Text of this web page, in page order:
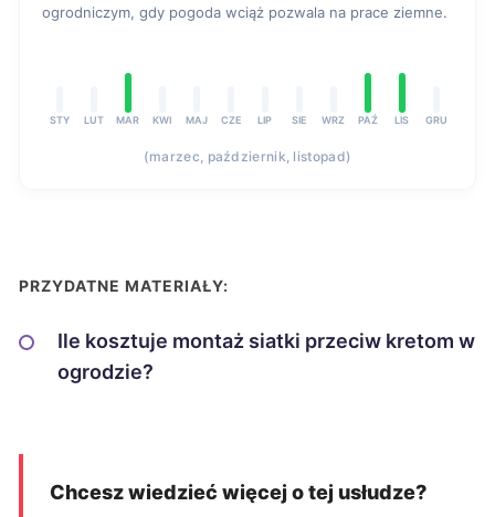
ogrodniczym, gdy pogoda wciąż pozwala na prace ziemne.
STY LUT MAR KWI MAJ CZE LIP SIE WRZ PAŹ LIS GRU
(marzec, październik, listopad)
PRZYDATNE MATERIAŁY:
Ile kosztuje montaż siatki przeciw kretom w
ogrodzie?
Chcesz wiedzieć więcej o tej usłudze?